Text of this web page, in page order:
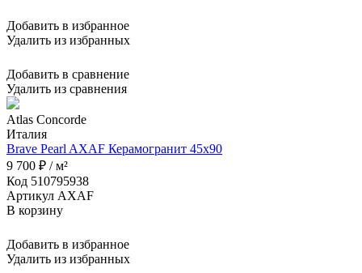
Добавить в избранное
Удалить из избранных
Добавить в сравнение
Удалить из сравнения
Atlas Concorde
Италия
Brave Pearl AXAF Керамогранит 45x90
9 700 ₽ / м²
Код 510795938
Артикул AXAF
В корзину
Добавить в избранное
Удалить из избранных